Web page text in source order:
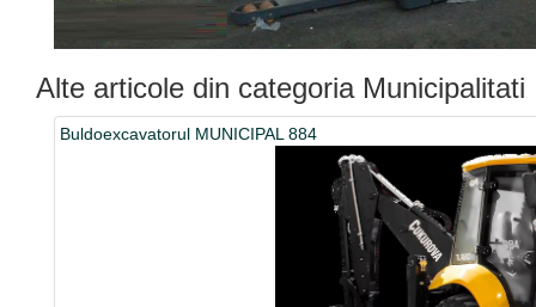
Alte articole din categoria Municipalitati
Buldoexcavatorul MUNICIPAL 884